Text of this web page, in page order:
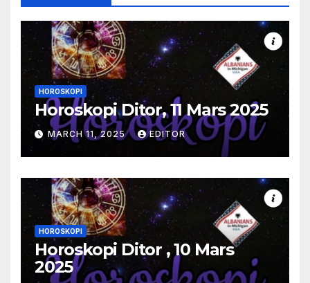
HOROSKOPI
Horoskopi Ditor, 11 Mars 2025
MARCH 11, 2025 EDITOR
HOROSKOPI
Horoskopi Ditor , 10 Mars
2025